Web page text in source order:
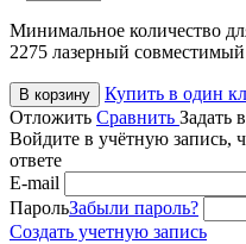
Минимальное количество
2275 лазерный
В корзину
Купить в один
Отложить Сравнить Задать
Войдите в учётную запись,
ответе
E-mail
ПарольЗабыли пароль?
Создать учетную запись